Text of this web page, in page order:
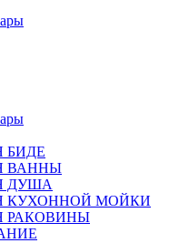
БИДЕ
ВАННЫ
ДУША
КУХОННОЙ МОЙКИ
РАКОВИНЫ